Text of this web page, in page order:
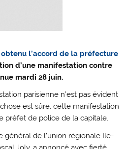
obtenu l’accord de la préfecture
d’une manifestation contre
mardi 28 juin.
parisienne n’est pas évident
est sûre, cette manifestation
préfet de police de la capitale.
général de l’union régionale Ile-